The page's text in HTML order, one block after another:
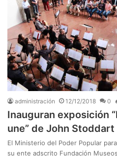
administración 12/12/2018 0
Inauguran exposición
une” de John Stoddart
El Ministerio del Poder Popular
su ente adscrito Fundación